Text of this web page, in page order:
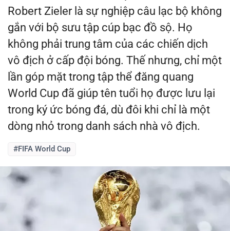
Robert Zieler là sự nghiệp câu lạc bộ không
gắn với bộ sưu tập cúp bạc đồ sộ. Họ
không phải trung tâm của các chiến dịch
vô địch ở cấp đội bóng. Thế nhưng, chỉ một
lần góp mặt trong tập thể đăng quang
World Cup đã giúp tên tuổi họ được lưu lại
trong ký ức bóng đá, dù đôi khi chỉ là một
dòng nhỏ trong danh sách nhà vô địch.
#FIFA World Cup